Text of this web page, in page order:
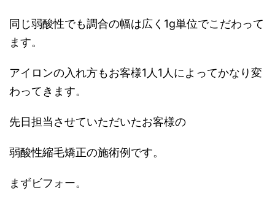
同じ弱酸性でも調合の幅は広く 1g単位でこだわって
ます。
アイロンの入れ方もお客様1 人 1 人によってかなり変
わってきます。
先日担当させていただいたお客様の
弱酸性縮毛矯正の施術例です。
まずビフォー。